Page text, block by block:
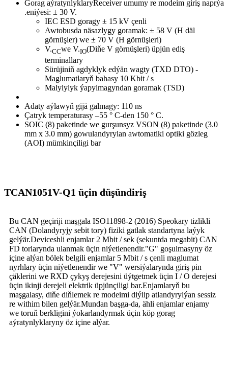
Gorag aýratynlyklaryReceiver umumy re modeim giriş naprýa
.eniýesi: ± 30 V.
IEC ESD goragy ± 15 kV çenli
Awtobusda näsazlygy goramak: ± 58 V (H däl
görnüşler) we ± 70 V (H görnüşleri)
V.CCwe V.IO(Diňe V görnüşleri) üpjün ediş
terminallary
Sürüjiniň agdyklyk edýän wagty (TXD DTO) -
Maglumatlaryň bahasy 10 Kbit / s
Malylylyk ýapylmagyndan goramak (TSD)
Adaty aýlawyň gijä galmagy: 110 ns
Çatryk temperaturasy –55 ​​° C-den 150 ° C.
SOIC (8) paketinde we gurşunsyz VSON (8) paketinde (3.0
mm x 3.0 mm) gowulandyrylan awtomatiki optiki gözleg
(AOI) mümkinçiligi bar
TCAN1051V-Q1 üçin düşündiriş
Bu CAN geçiriji maşgala ISO11898-2 (2016) Speokary tizlikli
CAN (Dolandyryjy sebit tory) fiziki gatlak standartyna laýyk
gelýär.Deviceshli enjamlar 2 Mbit / sek (sekuntda megabit) CAN
FD torlarynda ulanmak üçin niýetlenendir."G" goşulmasyny öz
içine alýan bölek belgili enjamlar 5 Mbit / s çenli maglumat
nyrhlary üçin niýetlenendir we "V" wersiýalarynda giriş pin
çäklerini we RXD çykyş derejesini üýtgetmek üçin I / O derejesi
üçin ikinji derejeli elektrik üpjünçiligi bar.Enjamlaryň bu
maşgalasy, diňe diňlemek re modeimi diýlip atlandyrylýan sessiz
re withim bilen gelýär.Mundan başga-da, ähli enjamlar enjamy
we toruň berkligini ýokarlandyrmak üçin köp gorag
aýratynlyklaryny öz içine alýar.